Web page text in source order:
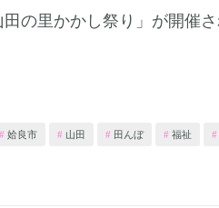
の里かかし祭り」が開催
姶良市 山田 田んぼ 福祉